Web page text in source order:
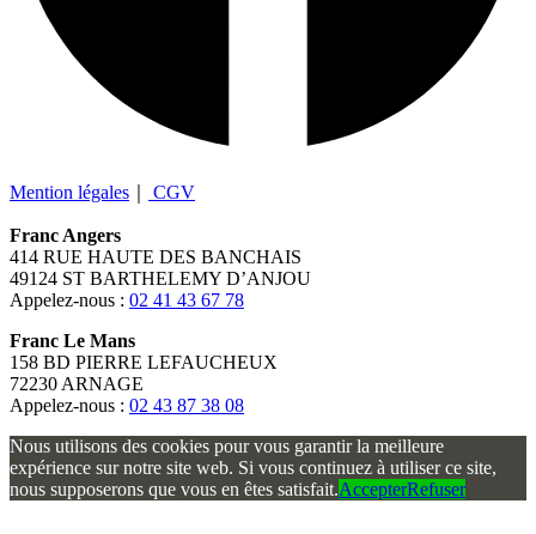
Mention légales CGV
Franc Angers
414 RUE HAUTE DES BANCHAIS
49124 ST BARTHELEMY D’ANJOU
Appelez-nous : 02 41 43 67 78
Franc Le Mans
158 BD PIERRE LEFAUCHEUX
72230 ARNAGE
Appelez-nous : 02 43 87 38 08
Nous utilisons des cookies pour vous garantir la meilleure
expérience sur notre site web. Si vous continuez à utiliser ce site,
nous supposerons que vous en êtes satisfait.AccepterRefuser